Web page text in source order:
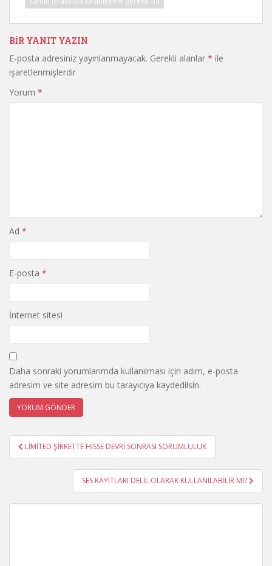
BIR YANIT YAZIN
E-posta adresiniz yayınlanmayacak. Gerekli alanlar * ile
işaretlenmişlerdir
Yorum *
Ad *
E-posta *
İnternet sitesi
Daha sonraki yorumlarımda kullanılması için adım, e-posta
adresim ve site adresim bu tarayıcıya kaydedilsin.
Yazı
gezinmesi
LİMİTED ŞİRKETTE HİSSE DEVRİ SONRASI SORUMLULUK
SES KAYITLARI DELİL OLARAK KULLANILABİLİR Mİ?